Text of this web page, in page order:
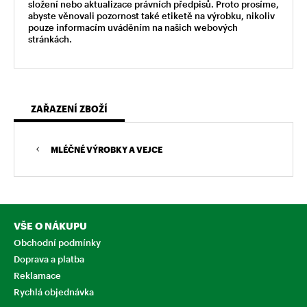
složení nebo aktualizace právních předpisů. Proto prosíme,
abyste věnovali pozornost také etiketě na výrobku, nikoliv
pouze informacím uváděním na našich webových
stránkách.
ZAŘAZENÍ ZBOŽÍ
MLÉČNÉ VÝROBKY A VEJCE
VŠE O NÁKUPU
Obchodní podmínky
Doprava a platba
Reklamace
Rychlá objednávka